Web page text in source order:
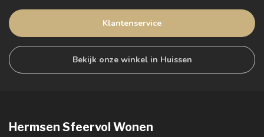
Klantenservice
Bekijk onze winkel in Huissen
Hermsen Sfeervol Wonen